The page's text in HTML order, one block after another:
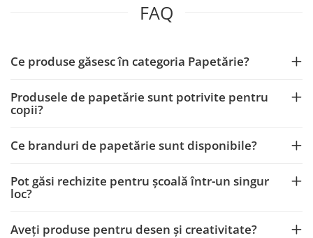
FAQ
Ce produse găsesc în categoria Papetărie?
Produsele de papetărie sunt potrivite pentru
copii?
Ce branduri de papetărie sunt disponibile?
Pot găsi rechizite pentru școală într-un singur
loc?
Aveți produse pentru desen și creativitate?